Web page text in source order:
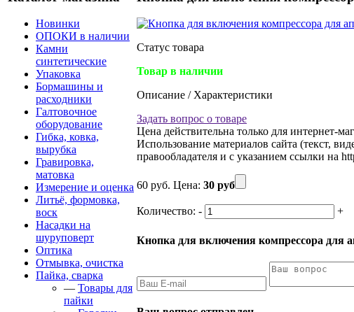
Новинки
ОПОКИ в наличии
Камни
синтетические
Упаковка
Бормашины и
расходники
Галтовочное
оборудование
Гибка, ковка,
вырубка
Гравировка,
матовка
Измерение и оценка
Литьё, формовка,
воск
Насадки на
шуруповерт
Оптика
Отмывка, очистка
Пайка, сварка
— Товары для
пайки
Статус товара
Товар в наличии
Описание / Характеристики
Задать вопрос о товаре
Цена действительна только для интернет-
Использование материалов сайта (текст,
правообладателя и с указанием ссылки на
60 руб. Цена: 30 руб
Количество: - +
Кнопка для включения компрессора для